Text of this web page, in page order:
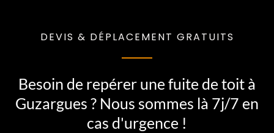
DEVIS & DÉPLACEMENT GRATUITS
Besoin de repérer une fuite de toit à
Guzargues ? Nous sommes là 7j/7 en
cas d'urgence !